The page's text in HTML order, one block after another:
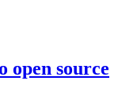
open source